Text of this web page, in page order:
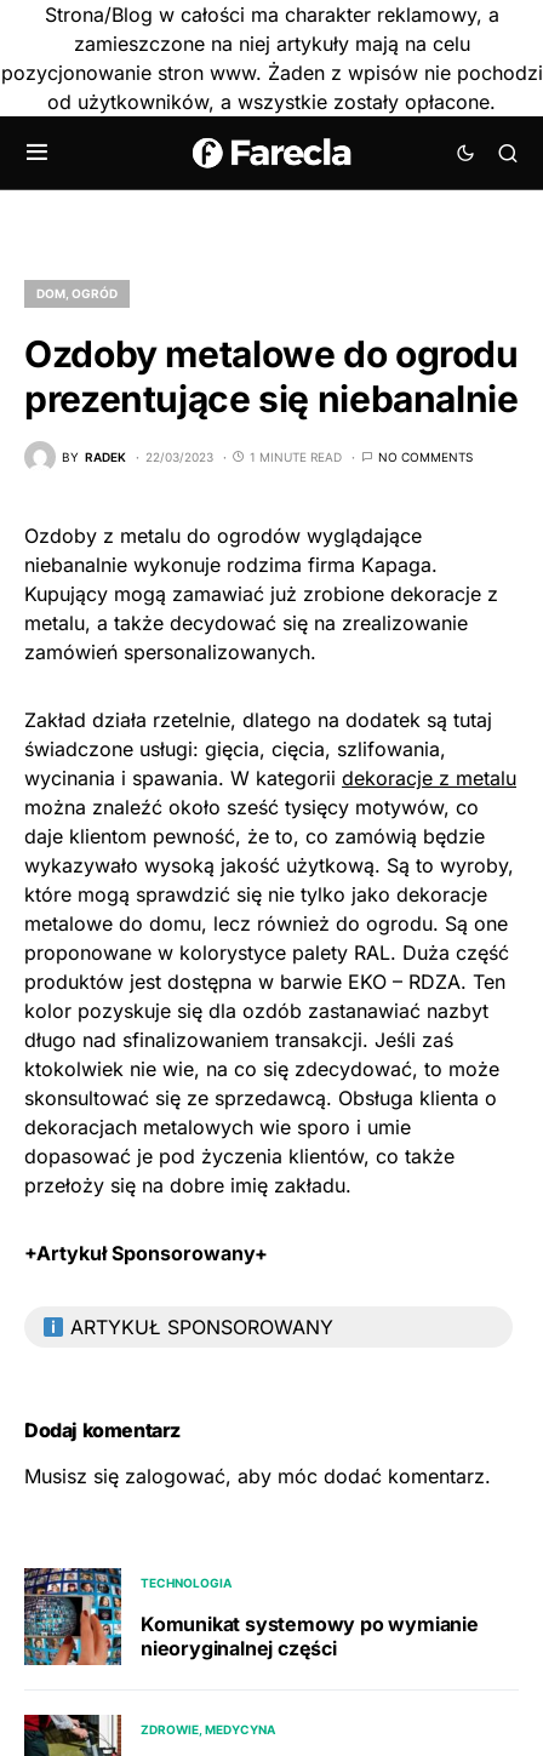
Strona/Blog w całości ma charakter reklamowy, a
zamieszczone na niej artykuły mają na celu
pozycjonowanie stron www. Żaden z wpisów nie pochodzi
od użytkowników, a wszystkie zostały opłacone.
DOM, OGRÓD
Ozdoby metalowe do ogrodu
prezentujące się niebanalnie
BY RADEK 22/03/2023 1 MINUTE READ NO COMMENTS
Ozdoby z metalu do ogrodów wyglądające
niebanalnie wykonuje rodzima firma Kapaga.
Kupujący mogą zamawiać już zrobione dekoracje z
metalu, a także decydować się na zrealizowanie
zamówień spersonalizowanych.
Zakład działa rzetelnie, dlatego na dodatek są tutaj
świadczone usługi: gięcia, cięcia, szlifowania,
wycinania i spawania. W kategorii dekoracje z metalu
można znaleźć około sześć tysięcy motywów, co
daje klientom pewność, że to, co zamówią będzie
wykazywało wysoką jakość użytkową. Są to wyroby,
które mogą sprawdzić się nie tylko jako dekoracje
metalowe do domu, lecz również do ogrodu. Są one
proponowane w kolorystyce palety RAL. Duża część
produktów jest dostępna w barwie EKO – RDZA. Ten
kolor pozyskuje się dla ozdób zastanawiać nazbyt
długo nad sfinalizowaniem transakcji. Jeśli zaś
ktokolwiek nie wie, na co się zdecydować, to może
skonsultować się ze sprzedawcą. Obsługa klienta o
dekoracjach metalowych wie sporo i umie
dopasować je pod życzenia klientów, co także
przełoży się na dobre imię zakładu.
+Artykuł Sponsorowany+
ARTYKUŁ SPONSOROWANY
Dodaj komentarz
Musisz się zalogować, aby móc dodać komentarz.
TECHNOLOGIA
Komunikat systemowy po wymianie
nieoryginalnej części
ZDROWIE, MEDYCYNA